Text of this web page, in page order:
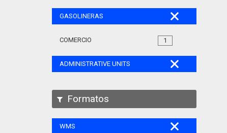
GASOLINERAS
1
COMERCIO
ADMINISTRATIVE UNITS
Formatos
WMS